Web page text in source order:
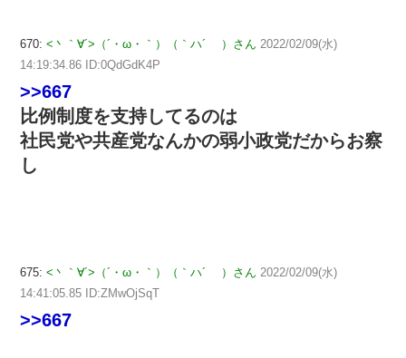
670: <丶｀∀´>（´・ω・｀）（｀ハ´ ）さん 2022/02/09(水)
14:19:34.86 ID:0QdGdK4P
>>667
比例制度を支持してるのは
社民党や共産党なんかの弱小政党だからお察
し
675: <丶｀∀´>（´・ω・｀）（｀ハ´ ）さん 2022/02/09(水)
14:41:05.85 ID:ZMwOjSqT
>>667